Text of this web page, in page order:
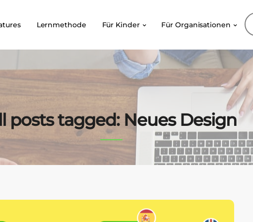
Lernmethode Für Kinder Für Organisationen
posts tagged: Neues Design